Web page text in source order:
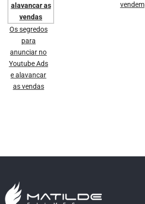
Os segredos
para
anunciar no
Youtube Ads
e alavancar
as vendas
vendem